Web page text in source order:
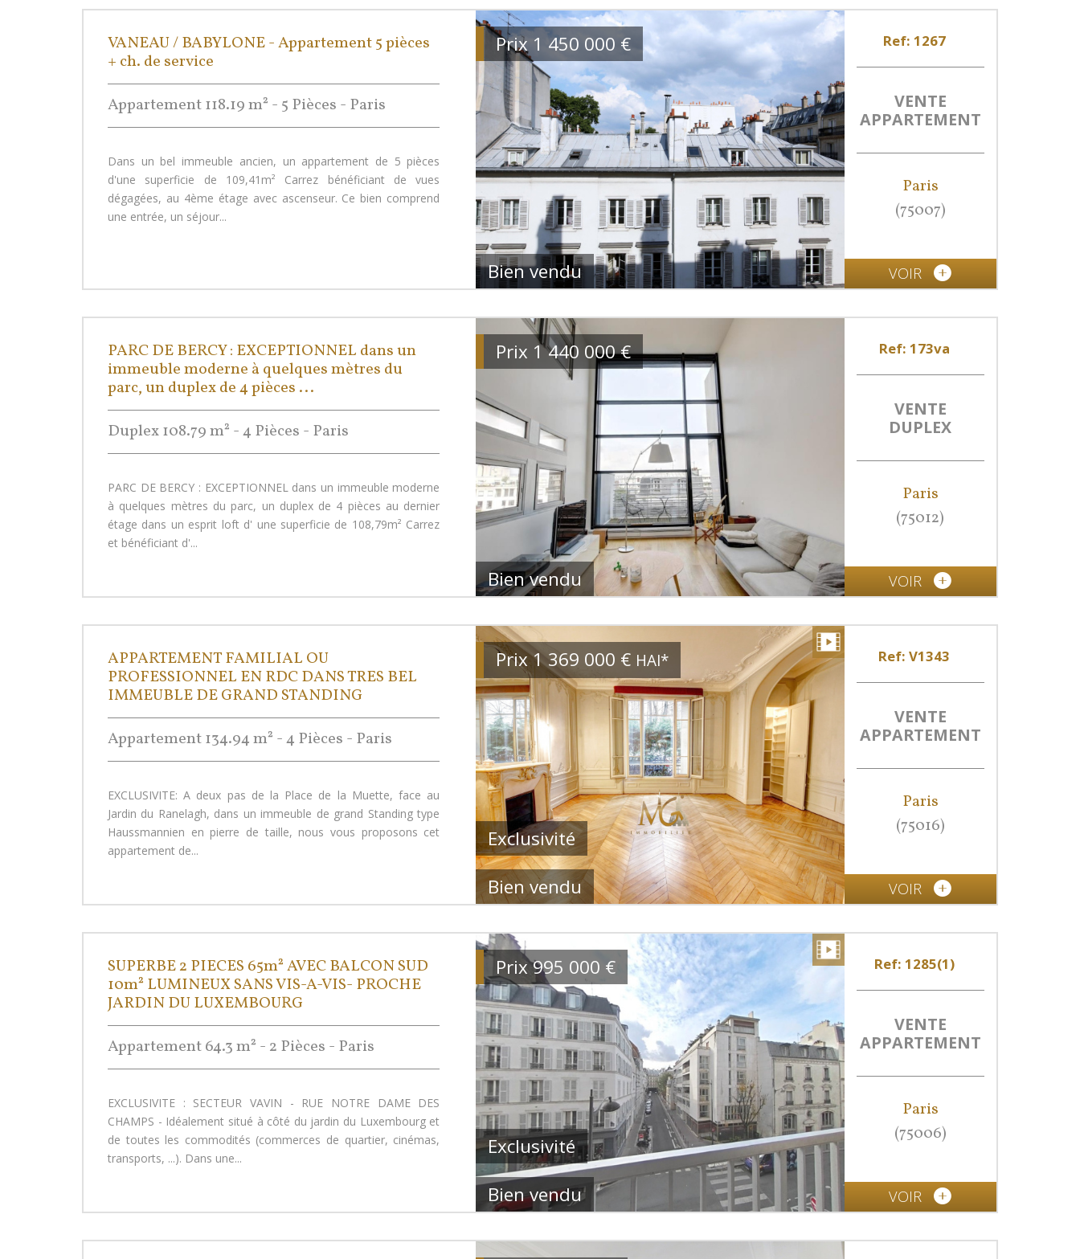
Bien vendu
Prix 1 450 000 €
VANEAU / BABYLONE - Appartement 5 pièces
+ ch. de service
Appartement 118.19 m² - 5 Pièces - Paris
Dans un bel immeuble ancien, un appartement de 5 pièces
d'une superficie de 109,41m² Carrez bénéficiant de vues
dégagées, au 4ème étage avec ascenseur. Ce bien comprend
une entrée, un séjour...
Ref: 1267
VENTE
APPARTEMENT
Paris
(75007)
VOIR
Bien vendu
Prix 1 440 000€
PARC DE BERCY : EXCEPTIONNEL dans un
immeuble moderne à quelques mètres du
parc, un duplex de 4 pièces ...
Duplex 108.79 m² - 4 Pièces - Paris
PARC DE BERCY : EXCEPTIONNEL dans un immeuble moderne
à quelques mètres du parc, un duplex de 4 pièces au dernier
étage dans un esprit loft d' une superficie de 108,79m² Carrez
et bénéficiant d'...
Ref: 173va
VENTE
DUPLEX
Paris
(75012)
VOIR
Bien vendu
Exclusivité
Prix1 369 000 € HAI*
APPARTEMENT FAMILIAL OU
PROFESSIONNEL EN RDC DANS TRES BEL
IMMEUBLE DE GRAND STANDING
Appartement 134.94 m² - 4 Pièces - Paris
EXCLUSIVITE: A deux pas de la Place de la Muette, face au
Jardin du Ranelagh, dans un immeuble de grand Standing type
Haussmannien en pierre de taille, nous vous proposons cet
appartement de...
Ref: V1343
VENTE
APPARTEMENT
Paris
(75016)
VOIR
Bien vendu
Exclusivité
Prix995 000 €
SUPERBE 2 PIECES 65m² AVEC BALCON SUD
10m² LUMINEUX SANS VIS-A-VIS- PROCHE
JARDIN DU LUXEMBOURG
Appartement 64.3 m² - 2 Pièces - Paris
EXCLUSIVITE : SECTEUR VAVIN - RUE NOTRE DAME DES
CHAMPS - Idéalement situé à côté du jardin du Luxembourg et
de toutes les commodités (commerces de quartier, cinémas,
transports, ...). Dans une...
Ref: 1285(1)
VENTE
APPARTEMENT
Paris
(75006)
VOIR